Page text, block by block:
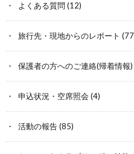
よくある質問 (12)
旅行先・現地からのレポート
保護者の方へのご連絡(帰着情報)
申込状況・空席照会 (4)
活動の報告(85)